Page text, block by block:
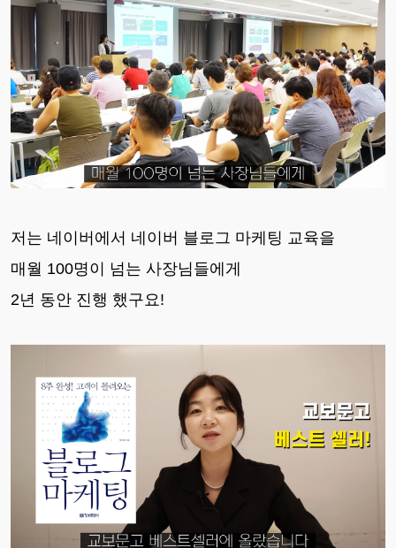
저는 네이버에서 네이버 블로그 마케팅 교육을
매월 100명이 넘는 사장님들에게
2년 동안 진행 했구요!